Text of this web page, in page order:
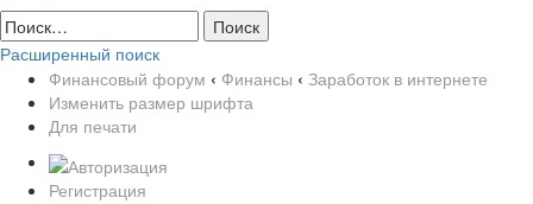
Расширенный поиск
Финансовый форум ‹ Финансы ‹ Заработок в интернете
Изменить размер шрифта
Для печати
Регистрация